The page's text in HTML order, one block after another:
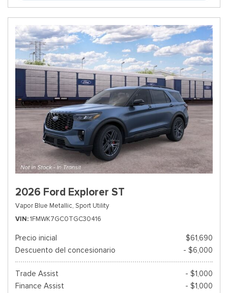
2026 Ford Explorer ST
Vapor Blue Metallic, Sport Utility
VIN 1FMWK7GC0TGC30416
Precio inicial
$61,690
Descuento del concesionario
- $6,000
Trade Assist
- $1,000
Finance Assist
- $1,000